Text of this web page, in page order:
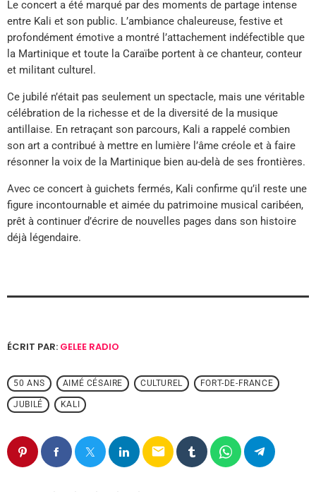
Le concert a été marqué par des moments de partage intense
entre Kali et son public. L’ambiance chaleureuse, festive et
profondément émotive a montré l’attachement indéfectible que
la Martinique et toute la Caraïbe portent à ce chanteur, conteur
et militant culturel.
Ce jubilé n’était pas seulement un spectacle, mais une véritable
célébration de la richesse et de la diversité de la musique
antillaise. En retraçant son parcours, Kali a rappelé combien
son art a contribué à mettre en lumière l’âme créole et à faire
résonner la voix de la Martinique bien au-delà de ses frontières.
Avec ce concert à guichets fermés, Kali confirme qu’il reste une
figure incontournable et aimée du patrimoine musical caribéen,
prêt à continuer d’écrire de nouvelles pages dans son histoire
déjà légendaire.
ÉCRIT PAR: GELEE RADIO
50 ANS AIMÉ CÉSAIRE CULTUREL FORT-DE-FRANCE
JUBILÉ KALI
email